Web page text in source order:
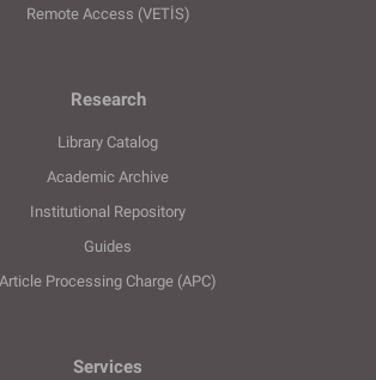
Remote Access (VETİS)
Research
Library Catalog
Academic Archive
Institutional Repository
Guides
Article Processing Charge (APC)
Services